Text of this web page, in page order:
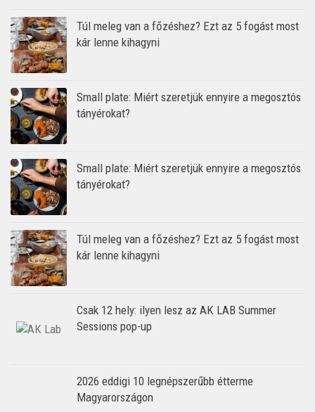
Túl meleg van a főzéshez? Ezt az 5 fogást most
kár lenne kihagyni
Small plate: Miért szeretjük ennyire a megosztós
tányérokat?
Small plate: Miért szeretjük ennyire a megosztós
tányérokat?
Túl meleg van a főzéshez? Ezt az 5 fogást most
kár lenne kihagyni
Csak 12 hely: ilyen lesz az AK LAB Summer
Sessions pop-up
2026 eddigi 10 legnépszerűbb étterme
Magyarországon